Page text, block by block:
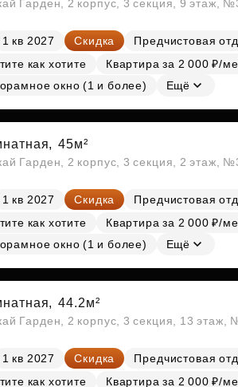
Гарден, 2 корпус, 3 секция, 9 этаж,
1 кв 2027 Скидка
Предчистовая
как хотите
Квартира за 2 000 ₽/
окно (1 и более)
Ещё
45м²
Гарден, 2 корпус, 3 секция, 2 этаж,
1 кв 2027 Скидка
Предчистовая
как хотите
Квартира за 2 000 ₽/
окно (1 и более)
Ещё
44.2м²
Гарден, 2 корпус, 3 секция, 13 этаж,
1 кв 2027 Скидка
Предчистовая
как хотите
Квартира за 2 000 ₽/